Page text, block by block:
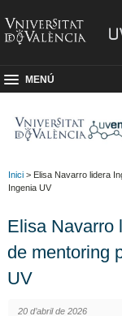
MENÚ
Inici > Elisa Navarro lidera
Ingenia UV
Elisa Navarro
de mentoring
UV
20 d’abril de 2026